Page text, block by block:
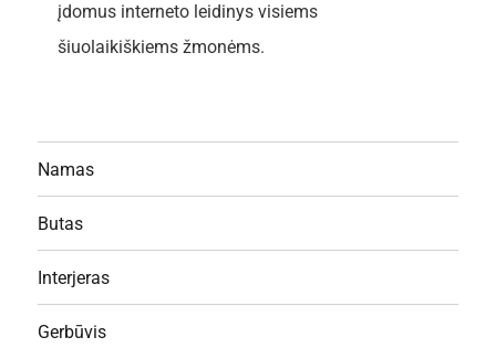
įdomus interneto leidinys visiems
šiuolaikiškiems žmonėms.
Namas
Butas
Interjeras
Gerbūvis